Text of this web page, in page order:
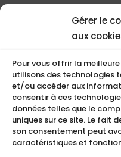
Gérer le
aux
Pour vous offrir la
utilisons des technologies
et/ou accéder aux
consentir à ces
données telles que le
uniques sur ce site. Le fait
son consentement peut
caractéristiques et
Nos coordonnées
Nos références
Recrutement
CGU
Mentions légales
Politique de cookies
COMPACT